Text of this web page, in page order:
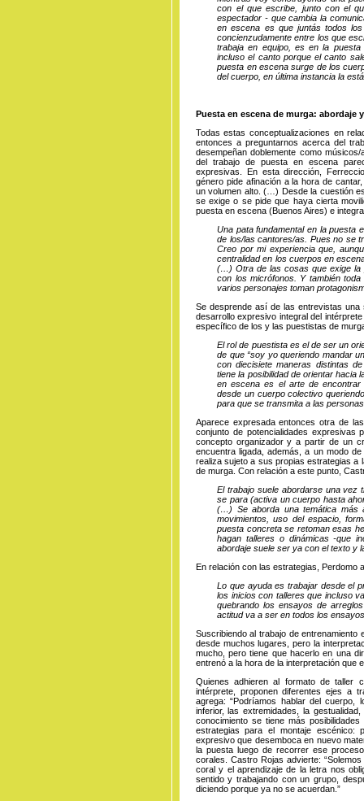
con el que escribe, junto con el
espectador - que cambia la
en escena es que juntás todos
concienzudamente entre los que
trabaja en equipo, es en la
incluso el canto porque el canto
puesta en escena surge de los
del cuerpo, en última instancia la
Puesta en escena de murga: abordaje
Todas estas conceptualizaciones en
entonces a preguntarnos acerca del
desempeñan doblemente como
del trabajo de puesta en escena
expresivas. En esta dirección,
género pide afinación a la hora de
un volumen alto. (…) Desde la cuestión
se exige o se pide que haya cierta
puesta en escena (Buenos Aires) e
Una pata fundamental en la puesta
de los/las cantores/as. Pues no se
Creo por mi experiencia que,
centralidad en los cuerpos en
(…) Otra de las cosas que exige la
con los micrófonos. Y también
varios personajes toman
Se desprende así de las entrevistas
desarrollo expresivo integral del
específico de los y las puestistas de
El rol de puestista es el de ser un
de que “soy yo queriendo mandar
con diecisiete maneras distintas
tiene la posibilidad de orientar
en escena es el arte de encontrar
desde un cuerpo colectivo
para que se transmita a las
Aparece expresada entonces otra de
conjunto de potencialidades
concepto organizador y a partir de un
encuentra ligada, además, a un modo
realiza sujeto a sus propias estrategias a
de murga. Con relación a este punto,
El trabajo suele abordarse una vez
se para (activa un cuerpo hasta
(…) Se aborda una temática más
movimientos, uso del espacio,
puesta concreta se retoman esas
hagan talleres o dinámicas -que
abordaje suele ser ya con el texto y
En relación con las estrategias, Perdomo
Lo que ayuda es trabajar desde el
los inicios con talleres que incluso
quebrando los ensayos de
actitud va a ser en todos los
Suscribiendo al trabajo de entrenamiento
desde muchos lugares, pero la
mucho, pero tiene que hacerlo en una
entrenó a la hora de la interpretación que
Quienes adhieren al formato de taller
intérprete, proponen diferentes ejes a
agrega: “Podríamos hablar del
inferior, las extremidades, la
conocimiento se tiene más
estrategias para el montaje escénico:
expresivo que desemboca en nuevo
la puesta luego de recorrer ese
corales. Castro Rojas advierte:
coral y el aprendizaje de la letra nos
sentido y trabajando con un grupo,
diciendo porque ya no se acuerdan.”